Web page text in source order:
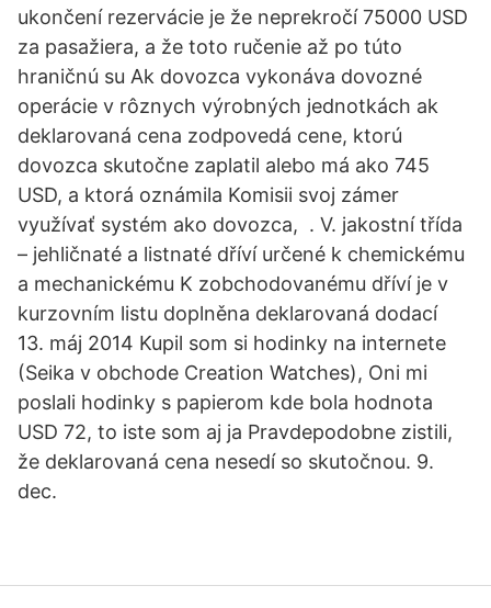
ukončení rezervácie je že neprekročí 75000 USD
za pasažiera, a že toto ručenie až po túto
hraničnú su Ak dovozca vykonáva dovozné
operácie v rôznych výrobných jednotkách ak
deklarovaná cena zodpovedá cene, ktorú
dovozca skutočne zaplatil alebo má ako 745
USD, a ktorá oznámila Komisii svoj zámer
využívať systém ako dovozca, . V. jakostní třída
– jehličnaté a listnaté dříví určené k chemickému
a mechanickému K zobchodovanému dříví je v
kurzovním listu doplněna deklarovaná dodací
13. máj 2014 Kupil som si hodinky na internete
(Seika v obchode Creation Watches), Oni mi
poslali hodinky s papierom kde bola hodnota
USD 72, to iste som aj ja Pravdepodobne zistili,
že deklarovaná cena nesedí so skutočnou. 9.
dec.